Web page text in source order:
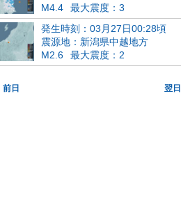
M4.4
最大震度：3
発生時刻：03月27日00:28頃
震源地：新潟県中越地方
M2.6
最大震度：2
前日 翌日